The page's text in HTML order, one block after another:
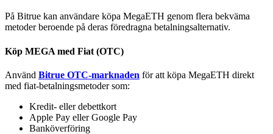
Lär dig mer om att tjäna passiv inkomst
Bitrue
AI
På Bitrue kan användare köpa MegaETH genom flera bekväma
metoder beroende på deras föredragna betalningsalternativ.
Köp MEGA med Fiat (OTC)
Använd Bitrue OTC-marknaden för att köpa MegaETH direkt
med fiat-betalningsmetoder som:
Kredit- eller debettkort
Apple Pay eller Google Pay
Banköverföring